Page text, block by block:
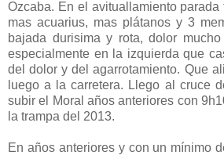
Ozcaba. En el avituallamiento parada
mas acuarius, mas plátanos y 3
bajada durisima y rota, dolor
especialmente en la izquierda que
del dolor y del agarrotamiento. Que
luego a la carretera. Llego al cruce
subir el Moral años anteriores con
la trampa del 2013.
En años anteriores y con un mínimo